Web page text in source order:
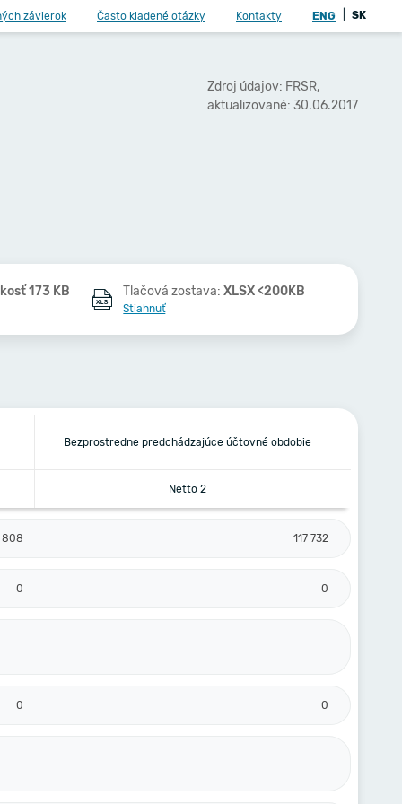
závierok Často kladené otázky Kontakty ENG SK
Zdroj údajov: FRSR,
aktualizované: 30.06.2017
173 KB Tlačová zostava:XLSX <200KB
Stiahnuť
Bezprostredne predchádzajúce účtovné obdobie
Netto 2
808 117 732
0 0
0 0